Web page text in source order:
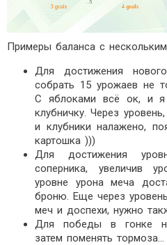
Примеры баланса с
Для достижения
собрать 15 урожаев не
С яблоками всё ок, и я
клубничку. Через
и клубники налажено,
картошка )))
Для достижения
соперника, увеличив
уровне урона меча
броню. Еще через
меч и доспехи, нужно
Для победы в гонке
затем поменять тормоза…